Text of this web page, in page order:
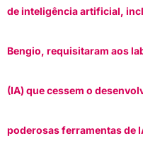
de inteligência artificial,
Bengio, requisitaram aos
(IA) que cessem o
poderosas ferramentas de